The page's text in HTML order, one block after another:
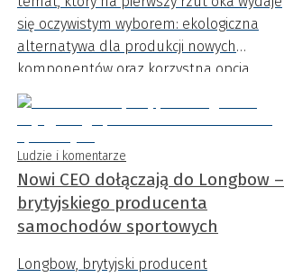
się oczywistym wyborem: ekologiczna
alternatywa dla produkcji nowych
komponentów oraz korzystna opcja
finansowa dla kierowców.
Ludzie i komentarze
Nowi CEO dołączają do Longbow –
brytyjskiego producenta
samochodów sportowych
Longbow, brytyjski producent